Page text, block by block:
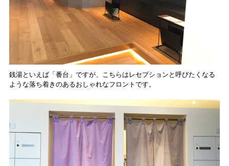
銭湯といえば「番台」ですが、こちらはレセプションと呼びたくなる
ような落ち着きのあるおしゃれなフロントです。